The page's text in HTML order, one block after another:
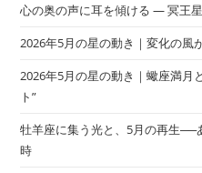
心の奥の声に耳を傾ける ― 冥王
2026年5月の星の動き｜変化の風
2026年5月の星の動き｜蠍座満月
ト”
牡羊座に集う光と、5月の再生──
時